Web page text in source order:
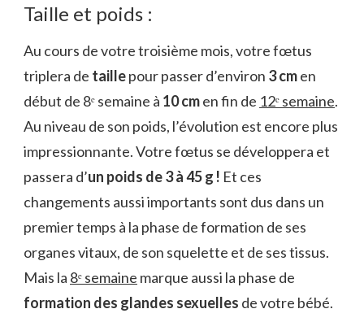
Taille et poids :
Au cours de votre troisième mois, votre fœtus
triplera de taillepour passer d’environ 3 cmen
début de 8ᵉ semaine à 10 cmen fin de 12ᵉ semaine.
Au niveau de son poids, l’évolution est encore plus
impressionnante. Votre fœtus se développera et
passera d’un poids de 3 à 45 g ! Et ces
changements aussi importants sont dus dans un
premier temps à la phase de formation de ses
organes vitaux, de son squelette et de ses tissus.
Mais la 8ᵉ semaine marque aussi la phase de
formation des glandes sexuelles de votre bébé.